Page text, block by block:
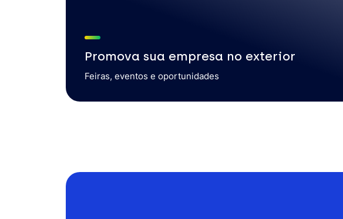
Promova sua empresa no exterior
Feiras, eventos e oportunidades